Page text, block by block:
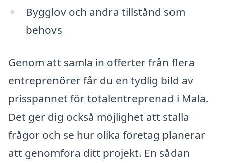
Bygglov och andra tillstånd som
behövs
Genom att samla in offerter från flera
entreprenörer får du en tydlig bild av
prisspannet för totalentreprenad i Mala.
Det ger dig också möjlighet att ställa
frågor och se hur olika företag planerar
att genomföra ditt projekt. En sådan